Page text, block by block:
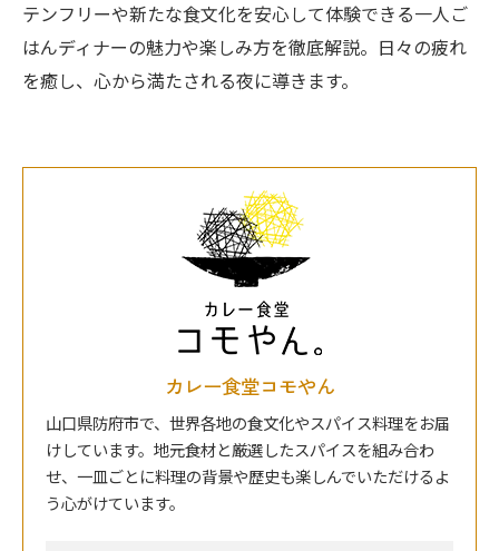
テンフリーや新たな食文化を安心して体験できる一人ご
はんディナーの魅力や楽しみ方を徹底解説。日々の疲れ
を癒し、心から満たされる夜に導きます。
カレー食堂コモやん
山口県防府市で、世界各地の食文化やスパイス料理をお届
けしています。地元食材と厳選したスパイスを組み合わ
せ、一皿ごとに料理の背景や歴史も楽しんでいただけるよ
う心がけています。